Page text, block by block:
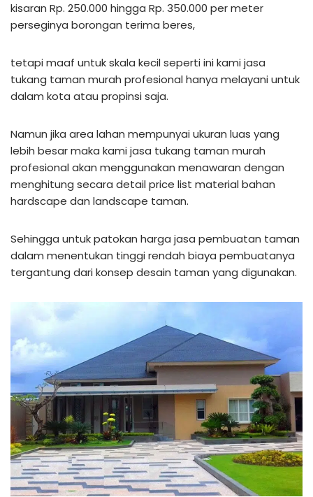
kisaran Rp. 250.000 hingga Rp. 350.000 per meter
perseginya borongan terima beres,
tetapi maaf untuk skala kecil seperti ini kami jasa
tukang taman murah profesional hanya melayani untuk
dalam kota atau propinsi saja.
Namun jika area lahan mempunyai ukuran luas yang
lebih besar maka kami jasa tukang taman murah
profesional akan menggunakan menawaran dengan
menghitung secara detail price list material bahan
hardscape dan landscape taman.
Sehingga untuk patokan harga jasa pembuatan taman
dalam menentukan tinggi rendah biaya pembuatanya
tergantung dari konsep desain taman yang digunakan.